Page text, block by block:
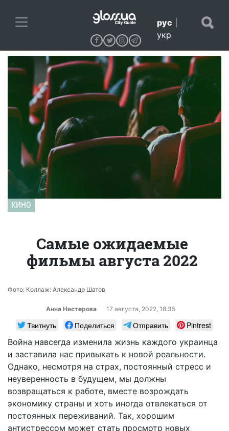
рус
укр
КИНО
Самые ожидаемые
фильмы августа 2022
Фото: Коллаж: Александр Шатов
Анна Нестерова 17 августа, 2022, 18:35
Твитнуть Поделиться Отправить
Pintrest
Война навсегда изменила жизнь каждого украинца
и заставила нас привыкать к новой реальности.
Однако, несмотря на страх, постоянный стресс и
неуверенность в будущем, мы должны
возвращаться к работе, вместе возрождать
экономику страны и хоть иногда отвлекаться от
постоянных переживаний. Так, хорошим
антистрессом может стать просмотр новых